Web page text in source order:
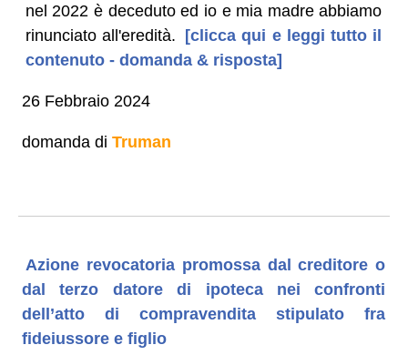
nel 2022 è deceduto ed io e mia madre abbiamo
rinunciato all'eredità. [clicca qui e leggi tutto il
contenuto - domanda & risposta]
26 Febbraio 2024
domanda di Truman
Azione revocatoria promossa dal creditore o
dal terzo datore di ipoteca nei confronti
dell’atto di compravendita stipulato fra
fideiussore e figlio